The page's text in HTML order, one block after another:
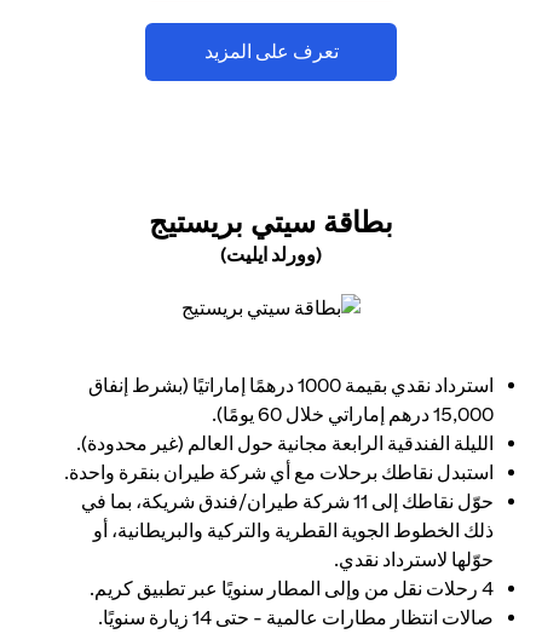
تعرف على المزيد
بطاقة سيتي بريستيج
(وورلد ايليت)
استرداد نقدي بقيمة 1000 درهمًا إماراتيًا (بشرط إنفاق
15,000 درهم إماراتي خلال 60 يومًا).
الليلة الفندقية الرابعة مجانية حول العالم (غير محدودة).
استبدل نقاطك برحلات مع أي شركة طيران بنقرة واحدة.
حوّل نقاطك إلى 11 شركة طيران/فندق شريكة، بما في
ذلك الخطوط الجوية القطرية والتركية والبريطانية، أو
حوّلها لاسترداد نقدي.
4 رحلات نقل من وإلى المطار سنويًا عبر تطبيق كريم.
صالات انتظار مطارات عالمية - حتى 14 زيارة سنويًا.